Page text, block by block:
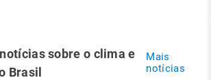
sobre o clima e
Brasil
Mais
notícias